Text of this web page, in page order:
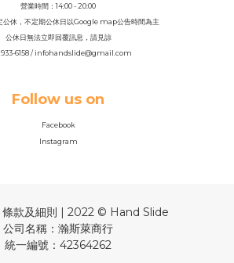
營業時間：14:00 - 20:00
公休，不定期公休日以Google map公告時間為主
公休日無法立即回覆訊息，請見諒
6158 / infohandslide@gmail.com
Follow us on
Facebook
Instagram
條款及細則 | 2022 © Hand Slide
公司名稱：瀚斯萊商行
統一編號：42364262